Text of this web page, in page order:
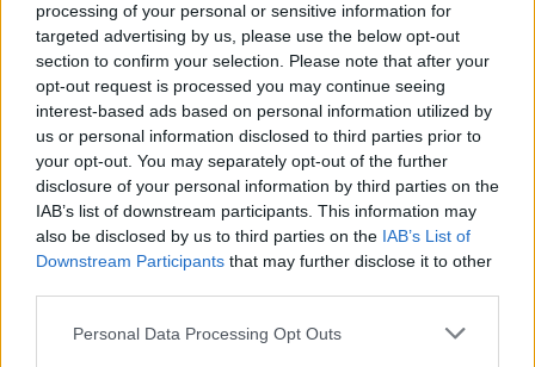
processing of your personal or sensitive information for
targeted advertising by us, please use the below opt-out
section to confirm your selection. Please note that after your
opt-out request is processed you may continue seeing
interest-based ads based on personal information utilized by
us or personal information disclosed to third parties prior to
your opt-out. You may separately opt-out of the further
disclosure of your personal information by third parties on the
IAB’s list of downstream participants. This information may
also be disclosed by us to third parties on the IAB’s List of
Downstream Participants that may further disclose it to other
Personal Data Processing Opt Outs
Witam, od jakiegoś czasu jestem na escitalopramie
actavis 10mg i od 2 dni zwiększyłem dawke do 15mg.
EKG które przesyłam sprawiło wiele problemów bo
ciężko odczytać odstęp QT a kardiolog go nie podał...
gość
Forum:
Profilaktyka